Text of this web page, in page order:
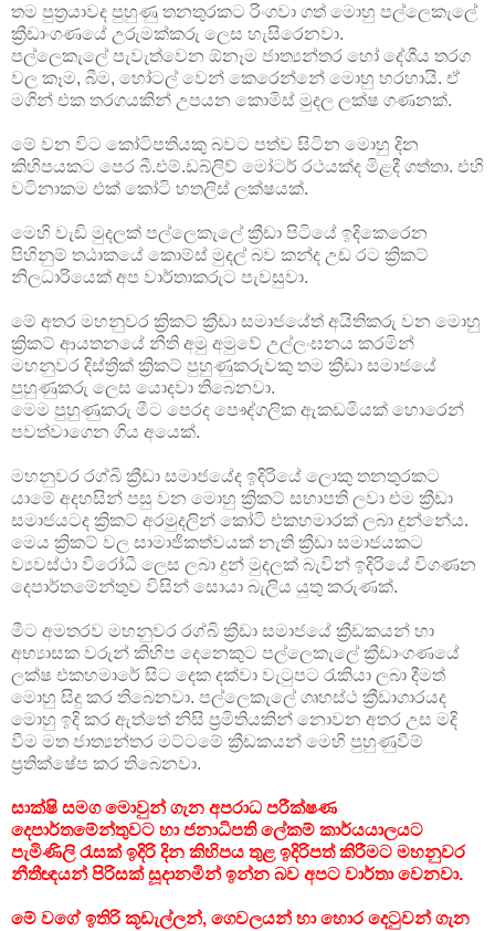
තම පුත්‍රයාවද පුහුණු තනතුරකට රිංගවා ගත් මොහු පල්ලෙකැලේ
ක්‍රීඩාංගණයේ උරුමක්කරු ලෙස හැසිරෙනවා.
පල්ලෙකැලේ පැවැත්වෙන ඕනෑම ජාත්‍යන්තර හෝ දේශීය තරග
වල කෑම, බීම, හෝටල් වෙන් කෙරෙන්නේ මොහු හරහායි. ඒ
මගින් එක තරගයකින් උපයන කොමිස් මුදල ලක්ෂ ගණනක්.
මේ වන විට කෝටිපතියකු බවට පත්ව සිටින මොහු දින
කිහිපයකට පෙර බී.එම්.ඩබ්ලිව් මෝටර් රථයක්ද මිළදී ගත්තා. එහි
වටිනාකම එක් කෝටි හතලිස් ලක්ෂයක්.
මෙහි වැඩි මුදලක් පල්ලෙකැලේ ක්‍රීඩා පිටියේ ඉදිකෙරෙන
පිහිනුම් තඨාකයේ කොම්ස් මුදල් බව කන්ද උඩ රට ක්‍රිකට්
නිලධාරියෙක් අප වාර්තාකරුට පැවසුවා.
මේ අතර මහනුවර ක්‍රිකට් ක්‍රීඩා සමාජයේත් අයිතිකරු වන මොහු
ක්‍රිකට් ආයතනයේ නීති අමු අමුවේ උල්ලංඝනය කරමින්
මහනුවර දිස්ත්‍රික් ක්‍රිකට් පුහුණුකරුවකු තම ක්‍රීඩා සමාජයේ
පුහුණුකරු ලෙස යොදවා තිබෙනවා.
මෙම පුහුණුකරු මීට පෙරද පෞද්ගලික ඇකඩමියක් හොරෙන්
පවත්වාගෙන ගිය අයෙක්.
මහනුවර රග්බි ක්‍රීඩා සමාජයේද ඉදිරියේ ලොකු තනතුරකට
යාමේ අදහසින් පසු වන මොහු ක්‍රිකට් සභාපති ලවා එම ක්‍රීඩා
සමාජයටද ක්‍රිකට් අරමුදලින් කෝටි එකහමාරක් ලබා දුන්නේය.
මෙය ක්‍රිකට් වල සාමාජිකත්වයක් නැති ක්‍රීඩා සමාජයකට
ව්‍යවස්ථා විරෝධී ලෙස ලබා දුන් මුදලක් බැවින් ඉදිරියේ විගණන
දෙපාර්තමේන්තුව විසින් සොයා බැලිය යුතු කරුණක්.
මීට අමතරව මහනුවර රග්බි ක්‍රීඩා සමාජයේ ක්‍රීඩකයන් හා
අභ්‍යාසක වරුන් කිහිප දෙනෙකුට පල්ලෙකැලේ ක්‍රීඩාංගණයේ
ලක්ෂ එකහමාරේ සිට දෙක දක්වා වැටුපට රැකියා ලබා දීමත්
මොහු සිදු කර තිබෙනවා. පල්ලෙකැලේ ගෘහස්ථ ක්‍රීඩාගාරයද
මොහු ඉදි කර ඇත්තේ නිසි ප්‍රමිතියකින් නොවන අතර උස මදි
වීම මත ජාත්‍යන්තර මට්ටමේ ක්‍රීඩකයන් මෙහි පුහුණුවීම්
ප්‍රතික්ෂේප කර තිබෙනවා.
සාක්ෂි සමග මොවුන් ගැන අපරාධ පරීක්ෂණ
දෙපාර්තමේන්තුවට හා ජනාධිපති ලේකම් කාර්යයාලයට
පැමිණිලි රැසක් ඉදිරි දින කිහිපය තුළ ඉදිරිපත් කිරීමට මහනුවර
නීතීඥයන් පිරිසක් සූදානමින් ඉන්න බව අපට වාර්තා වෙනවා.
මේ වගේ ඉතිරි කූඩැල්ලන්, ගෙවලයන් හා හොර දෙටුවන් ගැන